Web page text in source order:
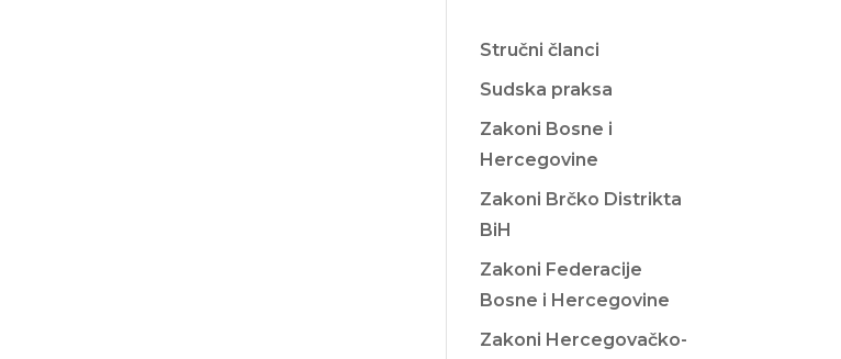
Stručni članci
Sudska praksa
Zakoni Bosne i
Hercegovine
Zakoni Brčko Distrikta
BiH
Zakoni Federacije
Bosne i Hercegovine
Zakoni Hercegovačko-